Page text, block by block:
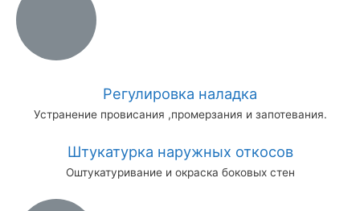
Регулировка наладка
Устранение провисания ,промерзания и запотевания.
Штукатурка наружных откосов
Оштукатуривание и окраска боковых стен